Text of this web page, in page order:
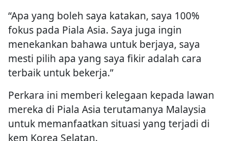
“Apa yang boleh saya katakan, saya 100%
fokus pada Piala Asia. Saya juga ingin
menekankan bahawa untuk berjaya, saya
mesti pilih apa yang saya fikir adalah cara
terbaik untuk bekerja.”
Perkara ini memberi kelegaan kepada lawan
mereka di Piala Asia terutamanya Malaysia
untuk memanfaatkan situasi yang terjadi di
kem Korea Selatan.